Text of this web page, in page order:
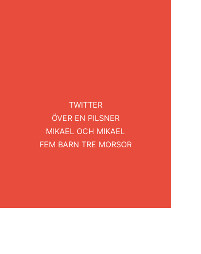
TWITTER
ÖVER EN PILSNER
MIKAEL OCH MIKAEL
FEM BARN TRE MORSOR